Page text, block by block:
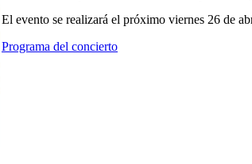
El evento se realizará el próximo viernes 26 de
Programa del concierto